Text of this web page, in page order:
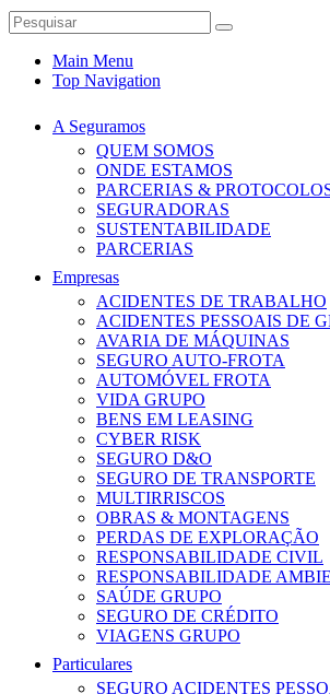
Main Menu
Top Navigation
A Seguramos
QUEM SOMOS
ONDE ESTAMOS
PARCERIAS &
SEGURADORAS
SUSTENTABILIDADE
PARCERIAS
Empresas
ACIDENTES DE TRABALHO
ACIDENTES PESSOAIS DE
AVARIA DE MÁQUINAS
SEGURO AUTO-FROTA
AUTOMÓVEL FROTA
VIDA GRUPO
BENS EM LEASING
CYBER RISK
SEGURO D&O
SEGURO DE TRANSPORTE
MULTIRRISCOS
OBRAS & MONTAGENS
PERDAS DE EXPLORAÇÃO
RESPONSABILIDADE CIVIL
RESPONSABILIDADE
SAÚDE GRUPO
SEGURO DE CRÉDITO
VIAGENS GRUPO
Particulares
SEGURO ACIDENTES